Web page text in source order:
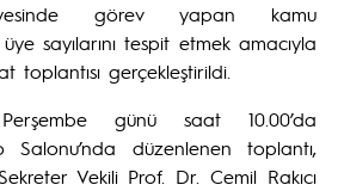
görev yapan kamu
sayılarını tespit etmek amacıyla
toplantısı gerçekleştirildi.
günü saat 10.00’da
Salonu’nda düzenlenen toplantı,
Vekili Prof. Dr. Cemil Rakıcı